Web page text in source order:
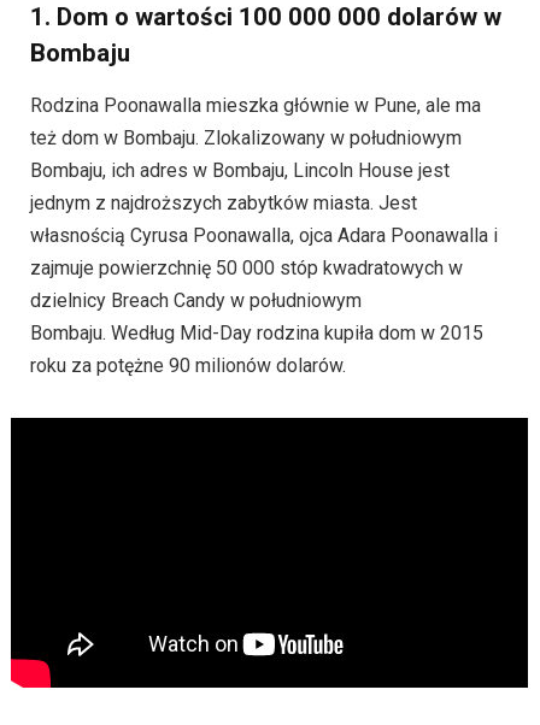
1. Dom o wartości 100 000 000 dolarów w
Bombaju
Rodzina Poonawalla mieszka głównie w Pune, ale ma
też dom w Bombaju. Zlokalizowany w południowym
Bombaju, ich adres w Bombaju, Lincoln House jest
jednym z najdroższych zabytków miasta. Jest
własnością Cyrusa Poonawalla, ojca Adara Poonawalla i
zajmuje powierzchnię 50 000 stóp kwadratowych w
dzielnicy Breach Candy w południowym
Bombaju. Według Mid-Day rodzina kupiła dom w 2015
roku za potężne 90 milionów dolarów.